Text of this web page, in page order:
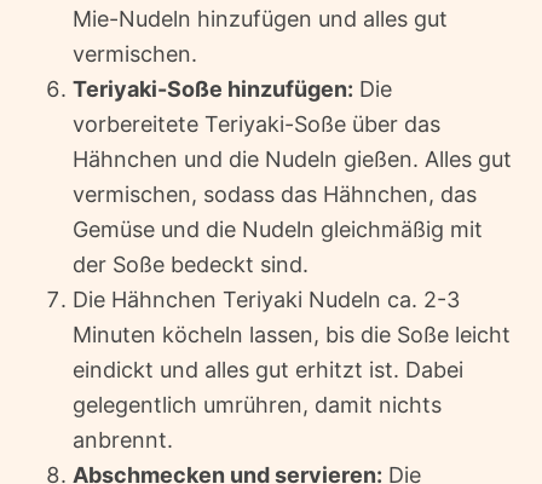
Mie-Nudeln hinzufügen und alles gut
vermischen.
Teriyaki-Soße hinzufügen: Die
vorbereitete Teriyaki-Soße über das
Hähnchen und die Nudeln gießen. Alles gut
vermischen, sodass das Hähnchen, das
Gemüse und die Nudeln gleichmäßig mit
der Soße bedeckt sind.
Die Hähnchen Teriyaki Nudeln ca. 2-3
Minuten köcheln lassen, bis die Soße leicht
eindickt und alles gut erhitzt ist. Dabei
gelegentlich umrühren, damit nichts
anbrennt.
Abschmecken und servieren: Die